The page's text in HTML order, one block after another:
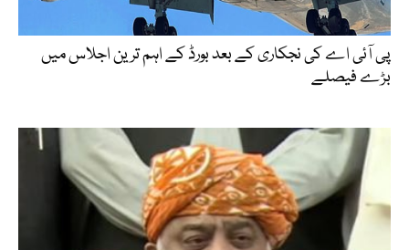
پی آئی اے کی نجکاری کے بعد بورڈ کے اہم ترین اجلاس میں
بڑے فیصلے